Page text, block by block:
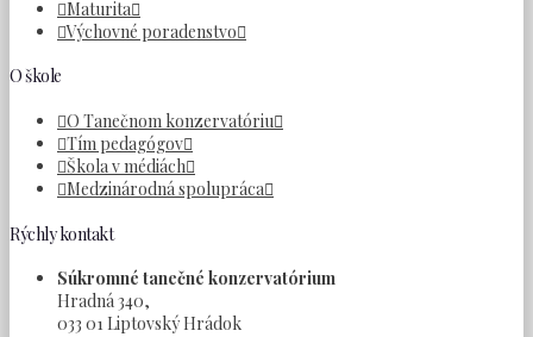
Maturita
Výchovné poradenstvo
O škole
O Tanečnom konzervatóriu
Tím pedagógov
Škola v médiách
Medzinárodná spolupráca
Rýchly kontakt
Súkromné tanečné konzervatórium
Hradná 340,
033 01 Liptovský Hrádok